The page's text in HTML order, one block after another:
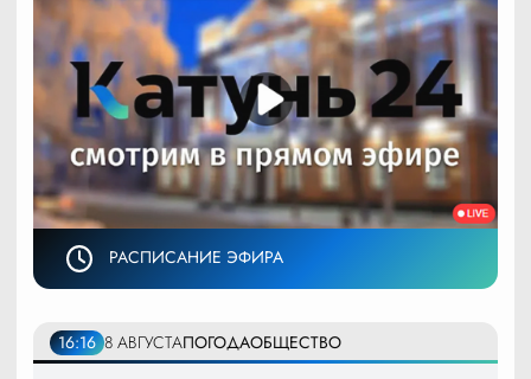
РАСПИСАНИЕ ЭФИРА
16:16 8 АВГУСТАПОГОДАОБЩЕСТВО